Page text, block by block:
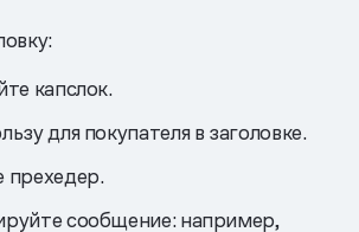
капслок.
для покупателя в заголовке.
прехедер.
сообщение: например,